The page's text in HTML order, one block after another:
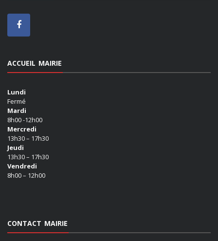
ACCUEIL MAIRIE
Lundi
Fermé
Mardi
8h00 -12h00
Mercredi
13h30 – 17h30
Jeudi
13h30 – 17h30
Vendredi
8h00 – 12h00
CONTACT MAIRIE